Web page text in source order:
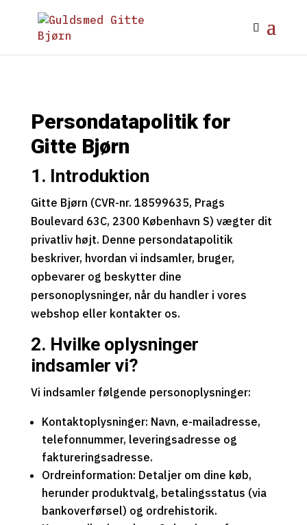
Persondatapolitik for
Gitte Bjørn
1. Introduktion
Gitte Bjørn (CVR-nr. 18599635, Prags
Boulevard 63C, 2300 København S) vægter dit
privatliv højt. Denne persondatapolitik
beskriver, hvordan vi indsamler, bruger,
opbevarer og beskytter dine
personoplysninger, når du handler i vores
webshop eller kontakter os.
2. Hvilke oplysninger
indsamler vi?
Vi indsamler følgende personoplysninger:
Kontaktoplysninger: Navn, e-mailadresse,
telefonnummer, leveringsadresse og
faktureringsadresse.
Ordreinformation: Detaljer om dine køb,
herunder produktvalg, betalingsstatus (via
bankoverførsel) og ordrehistorik.